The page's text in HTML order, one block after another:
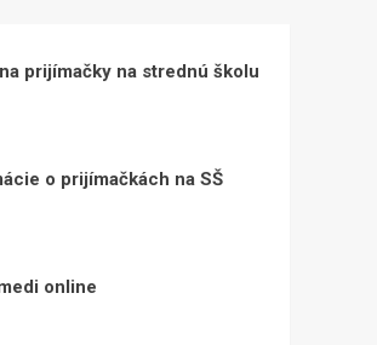
prijímačky na strednú školu
o prijímačkách na SŠ
online